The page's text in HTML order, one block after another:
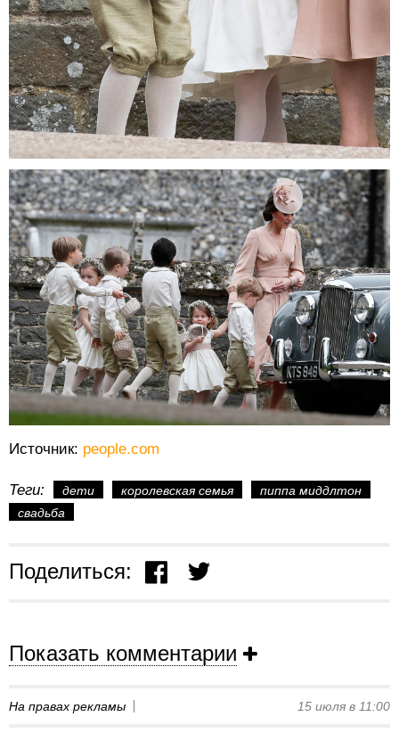
Источник: people.com
Теги: дети королевская семья
пиппа миддлтон
свадьба
Поделиться:
Показать комментарии
На правах рекламы 15 июля в 11:00